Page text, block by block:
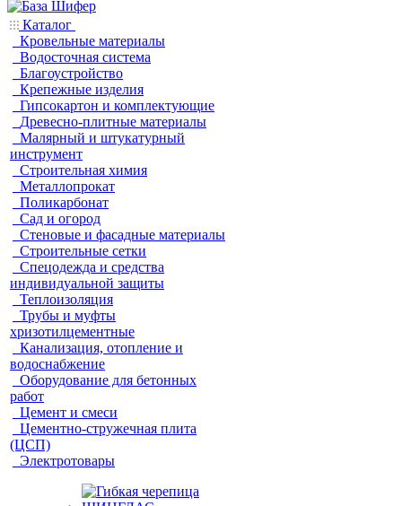
Каталог
Кровельные материалы
Водосточная система
Благоустройство
Крепежные изделия
Гипсокартон и комплектующие
Древесно-плитные материалы
Малярный и штукатурный
инструмент
Строительная химия
Металлопрокат
Поликарбонат
Сад и огород
Стеновые и фасадные материалы
Строительные сетки
Спецодежда и средства
индивидуальной защиты
Теплоизоляция
Трубы и муфты
хризотилцементные
Канализация, отопление и
водоснабжение
Оборудование для бетонных
работ
Цемент и смеси
Цементно-стружечная плита
(ЦСП)
Электротовары